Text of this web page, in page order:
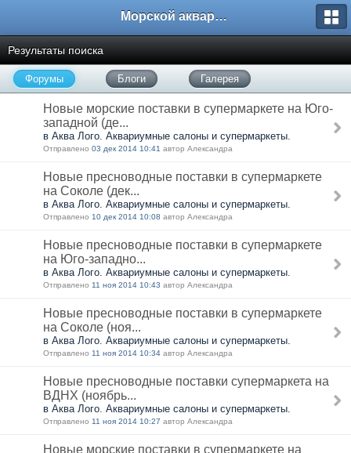
Морской аквариум. Форумы ReefCentral.ru
Результаты поиска
Форумы Блоги Галерея
Новые морские поставки в супермаркете на Юго-
западной (де...
в Аква Лого. Аквариумные салоны и супермаркеты.
Отправлено 03 дек 2014 10:41 автор Александра
Новые пресноводные поставки в супермаркете
на Соколе (дек...
в Аква Лого. Аквариумные салоны и супермаркеты.
Отправлено 10 дек 2014 10:08 автор Александра
Новые пресноводные поставки в супермаркете
на Юго-западно...
в Аква Лого. Аквариумные салоны и супермаркеты.
Отправлено 11 ноя 2014 10:43 автор Александра
Новые пресноводные поставки в супермаркете
на Соколе (ноя...
в Аква Лого. Аквариумные салоны и супермаркеты.
Отправлено 11 ноя 2014 10:34 автор Александра
Новые пресноводные поставки супермаркета на
ВДНХ (ноябрь...
в Аква Лого. Аквариумные салоны и супермаркеты.
Отправлено 11 ноя 2014 10:27 автор Александра
Новые морские поставки в супермаркете на